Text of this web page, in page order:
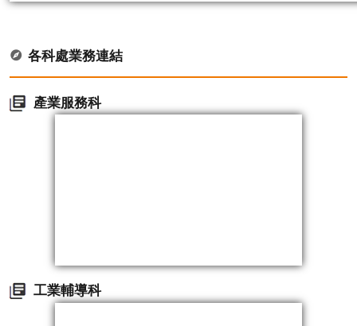
各科處業務連結
產業服務科
工業輔導科